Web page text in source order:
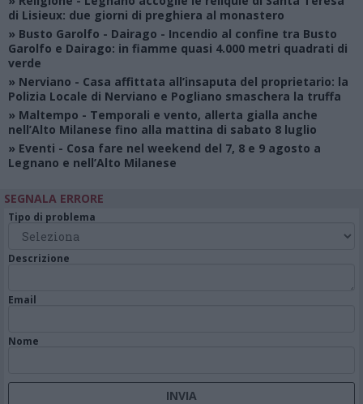
di Lisieux: due giorni di preghiera al monastero
» Busto Garolfo - Dairago - Incendio al confine tra Busto
Garolfo e Dairago: in fiamme quasi 4.000 metri quadrati di
verde
» Nerviano - Casa affittata all’insaputa del proprietario: la
Polizia Locale di Nerviano e Pogliano smaschera la truffa
» Maltempo - Temporali e vento, allerta gialla anche
nell’Alto Milanese fino alla mattina di sabato 8 luglio
» Eventi - Cosa fare nel weekend del 7, 8 e 9 agosto a
Legnano e nell’Alto Milanese
SEGNALA ERRORE
Tipo di problema
Descrizione
Email
Nome